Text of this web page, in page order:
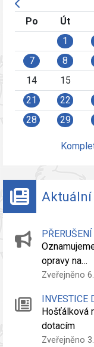
Po
Út
1
7
8
14
15
21
22
28
29
opravy na…
Zveřejněno
INVESTICE
Hošťálková
dotacím
Zveřejněno